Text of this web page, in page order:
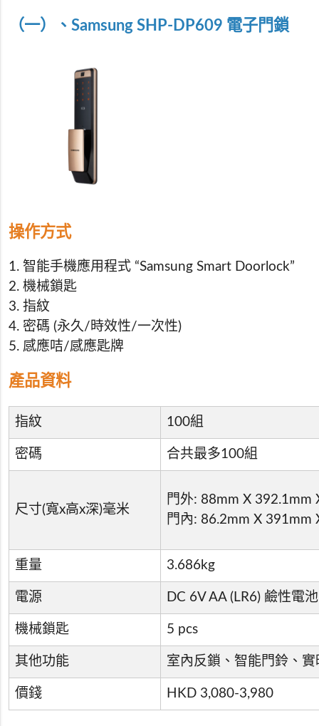
（一）、Samsung SHP-DP609 電子門鎖
操作方式
1. 智能手機應用程式 “Samsung Smart Doorlock”
2. 機械鎖匙
3. 指紋
4. 密碼 (永久/時效性/一次性)
5. 感應咭/感應匙牌
產品資料
指紋 100組
密碼 合共最多100組
尺寸(寬x高x深)毫米
門外: 88mm X 392.1mm
門內: 86.2mm X 391mm
重量 3.686kg
電源 DC 6V AA (LR6) 鹼性電
機械鎖匙 5 pcs
其他功能 室內反鎖、智能門鈴、
價錢 HKD 3,080-3,980